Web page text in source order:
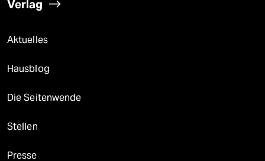
Verlag
Aktuelles
Hausblog
Die Seitenwende
Stellen
Presse